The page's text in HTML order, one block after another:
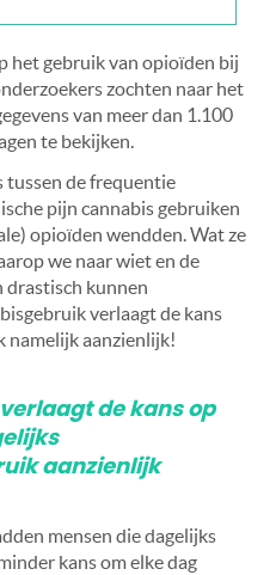
het gebruik van opioïden bij
zochten naar het
van meer dan 1.100
te bekijken.
tussen de frequentie
pijn cannabis gebruiken
opioïden wendden. Wat ze
we naar wiet en de
kunnen
verlaagt de kans
namelijk aanzienlijk!
de kans op
aanzienlijk
mensen die dagelijks
kans om elke dag